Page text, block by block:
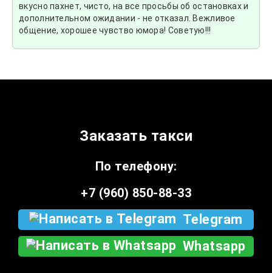
вкусно пахнет, чисто, на все просьбы об остановках и
дополнительном ожидании - не отказал. Вежливое
общение, хорошее чувство юмора! Советую!!!
Заказать такси
По телефону:
+7 (960) 850-88-33
Telegram
Whatsapp